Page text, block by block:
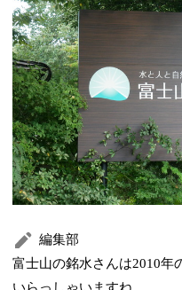
編集部
富士山の銘水さんは2010年